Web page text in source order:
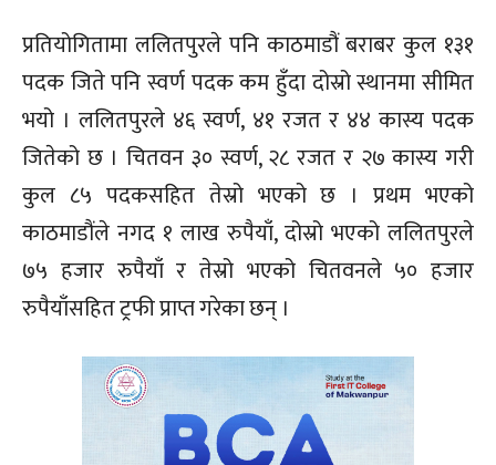
प्रतियोगितामा ललितपुरले पनि काठमाडौं बराबर कुल १३१
पदक जिते पनि स्वर्ण पदक कम हुँदा दोस्रो स्थानमा सीमित
भयो । ललितपुरले ४६ स्वर्ण, ४१ रजत र ४४ कास्य पदक
जितेको छ । चितवन ३० स्वर्ण, २८ रजत र २७ कास्य गरी
कुल ८५ पदकसहित तेस्रो भएको छ । प्रथम भएको
काठमाडौंले नगद १ लाख रुपैयाँ, दोस्रो भएको ललितपुरले
७५ हजार रुपैयाँ र तेस्रो भएको चितवनले ५० हजार
रुपैयाँसहित ट्रफी प्राप्त गरेका छन् ।